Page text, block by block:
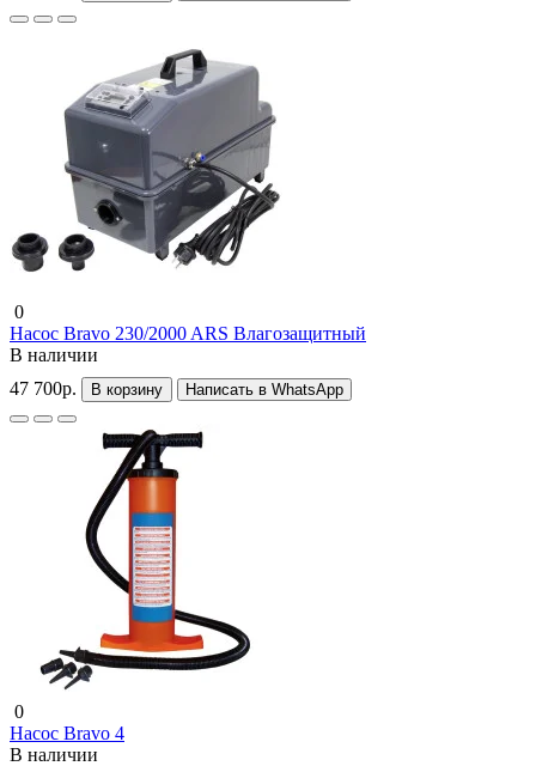
0
Насос Bravo 230/2000 ARS Влагозащитный
В наличии
47 700р.
В корзину Написать в WhatsApp
0
Насос Bravo 4
В наличии